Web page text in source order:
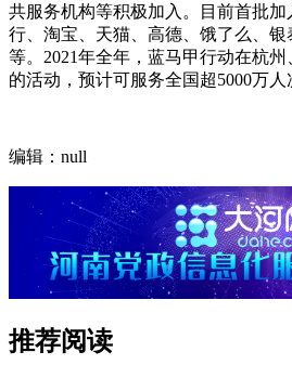
共服务机构等积极加入。目前首批
行、淘宝、天猫、高德、饿了么、
等。2021年全年，蓝马甲行动在杭
的活动，预计可服务全国超5000万人
编辑：null
推荐阅读